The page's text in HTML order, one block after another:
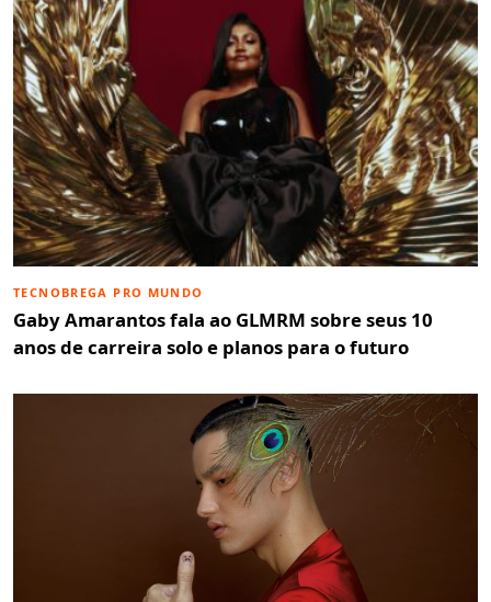
TECNOBREGA PRO MUNDO
Gaby Amarantos fala ao GLMRM sobre seus 10
anos de carreira solo e planos para o futuro